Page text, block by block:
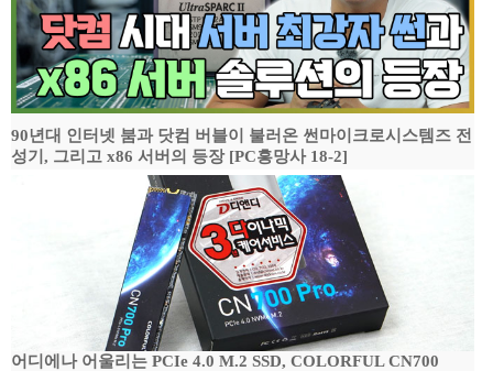
90년대 인터넷 붐과 닷컴 버블이 불러온 썬마이크로시스템즈 전
성기, 그리고 x86 서버의 등장 [PC흥망사 18-2]
어디에나 어울리는 PCIe 4.0 M.2 SSD, COLORFUL CN700